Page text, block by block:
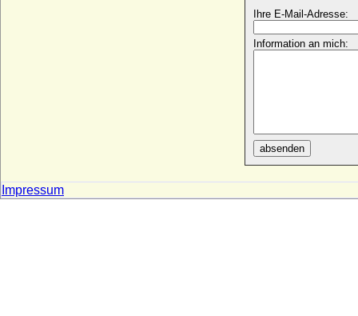
Ihre E-Mail-Adresse:
Information an mich:
absenden
Impressum